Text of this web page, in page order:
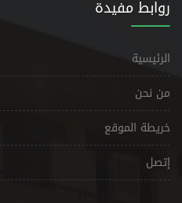
روابط مفيدة
الرئيسية
من نحن
خريطة الموقع
إتصل